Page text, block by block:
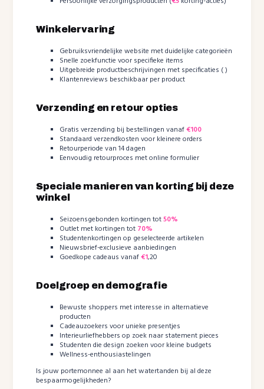
Winkelervaring
Gebruiksvriendelijke website met duidelijke categorieën
Snelle zoekfunctie voor specifieke items
Uitgebreide productbeschrijvingen met specificaties ( )
Klantenreviews beschikbaar per product
Verzending en retour opties
Gratis verzending bij bestellingen vanaf€100
Standaard verzendkosten voor kleinere orders
Retourperiode van 14 dagen
Eenvoudig retourproces met online formulier
Speciale manieren van korting bij deze
winkel
Seizoensgebonden kortingen tot50%
Outlet met kortingen tot 70%
Studentenkortingen op geselecteerde artikelen
Nieuwsbrief-exclusieve aanbiedingen
Goedkope cadeaus vanaf€1,20
Doelgroep en demografie
Bewuste shoppers met interesse in alternatieve
producten
Cadeauzoekers voor unieke presentjes
Interieurliefhebbers op zoek naar statement pieces
Studenten die design zoeken voor kleine budgets
Wellness-enthousiastelingen
Is jouw portemonnee al aan het watertanden bij al deze
bespaarmogelijkheden?